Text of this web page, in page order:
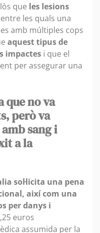
que les lesions
les quals una
amb múltiples cops
aquest tipus de
impactes i que el
per assegurar una
que no va
però va
sang i
a la
sol·licita una pena
així com una
per danys i
euros
assumida per la